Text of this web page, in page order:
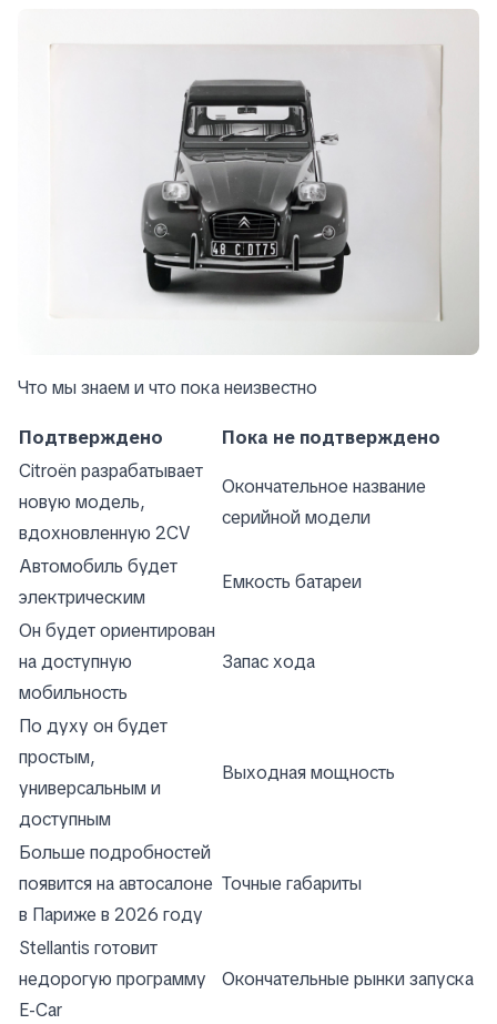
Что мы знаем и что пока неизвестно
Подтверждено
Пока не подтверждено
Citroën разрабатывает
новую модель,
вдохновленную 2CV
Окончательное название
серийной модели
Автомобиль будет
электрическим
Емкость батареи
Он будет ориентирован
на доступную
мобильность
Запас хода
По духу он будет
простым,
универсальным и
доступным
Выходная мощность
Больше подробностей
появится на автосалоне
в Париже в 2026 году
Точные габариты
Stellantis готовит
недорогую программу
E-Car
Окончательные рынки запуска